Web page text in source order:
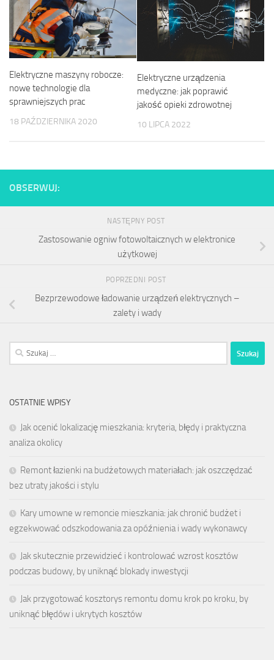
Elektryczne maszyny robocze:
nowe technologie dla
sprawniejszych prac
18 PAŹDZIERNIKA 2020
Elektryczne urządzenia
medyczne: jak poprawić
jakość opieki zdrowotnej
10 LIPCA 2022
OBSERWUJ:
NASTĘPNY POST
Zastosowanie ogniw fotowoltaicznych w elektronice
użytkowej
POPRZEDNI POST
Bezprzewodowe ładowanie urządzeń elektrycznych –
zalety i wady
Szukaj:
OSTATNIE WPISY
Jak ocenić lokalizację mieszkania: kryteria, błędy i praktyczna
analiza okolicy
Remont łazienki na budżetowych materiałach: jak oszczędzać
bez utraty jakości i stylu
Kary umowne w remoncie mieszkania: jak chronić budżet i
egzekwować odszkodowania za opóźnienia i wady wykonawcy
Jak skutecznie przewidzieć i kontrolować wzrost kosztów
podczas budowy, by uniknąć blokady inwestycji
Jak przygotować kosztorys remontu domu krok po kroku, by
uniknąć błędów i ukrytych kosztów